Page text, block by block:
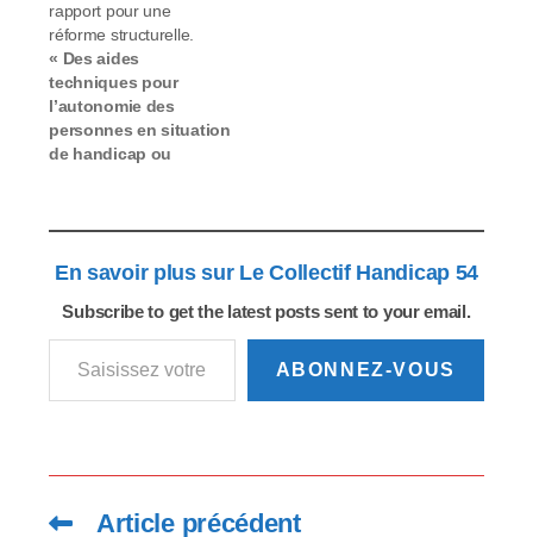
rapport pour une
réforme structurelle.
« Des aides
techniques pour
l’autonomie des
personnes en situation
de handicap ou
et Cécile Chevalier
recommandations
pour améliorer le
recours aux aides
santé, des
En savoir plus sur Le Collectif Handicap 54
Subscribe to get the latest posts sent to your email.
Saisissez votre adresse e-mail…
ABONNEZ-VOUS
Read
Article précédent